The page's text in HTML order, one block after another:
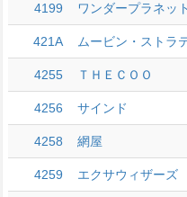
4199 ワンダープラネット
421A ムービン・ストラ
4255 ＴＨＥＣＯＯ
4256 サインド
4258 網屋
4259 エクサウィザーズ